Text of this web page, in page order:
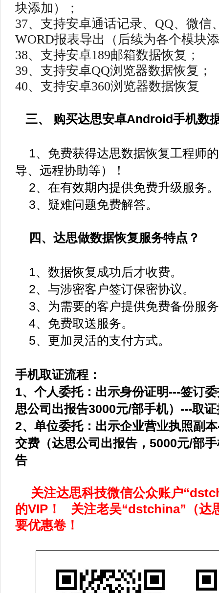
块添加）；
37、支持安卓通话记录、QQ、微信
WORD报表导出（后续为各个模块
38、支持安卓189邮箱数据恢复；
39、支持安卓QQ浏览器数据恢复
40、支持安卓360浏览器数据恢复
三、 购买达思安卓Android手机数
1、免费获得达思数据恢复工程师
导、远程协助等）！
2、在有效期内提供免费升级服务。
3、疑难问题免费解答。
四、达思做数据恢复服务特点？
1、数据恢复成功后才收费。
2、与涉密客户签订保密协议。
3、为需要的客户提供免费备份服
4、免费取送服务。
5、更加灵活的支付方式。
手机取证流程：
1、个人委托：出示身份证明---签订
思公司出报告3000元/部手机）---取
2、单位委托：出示企业营业执照副
交费（达思公司出报告，5000元/部
告
关注达思科技微信公众账户
的VIP！ 关注老吴“dstchina”（达
要优惠卷！